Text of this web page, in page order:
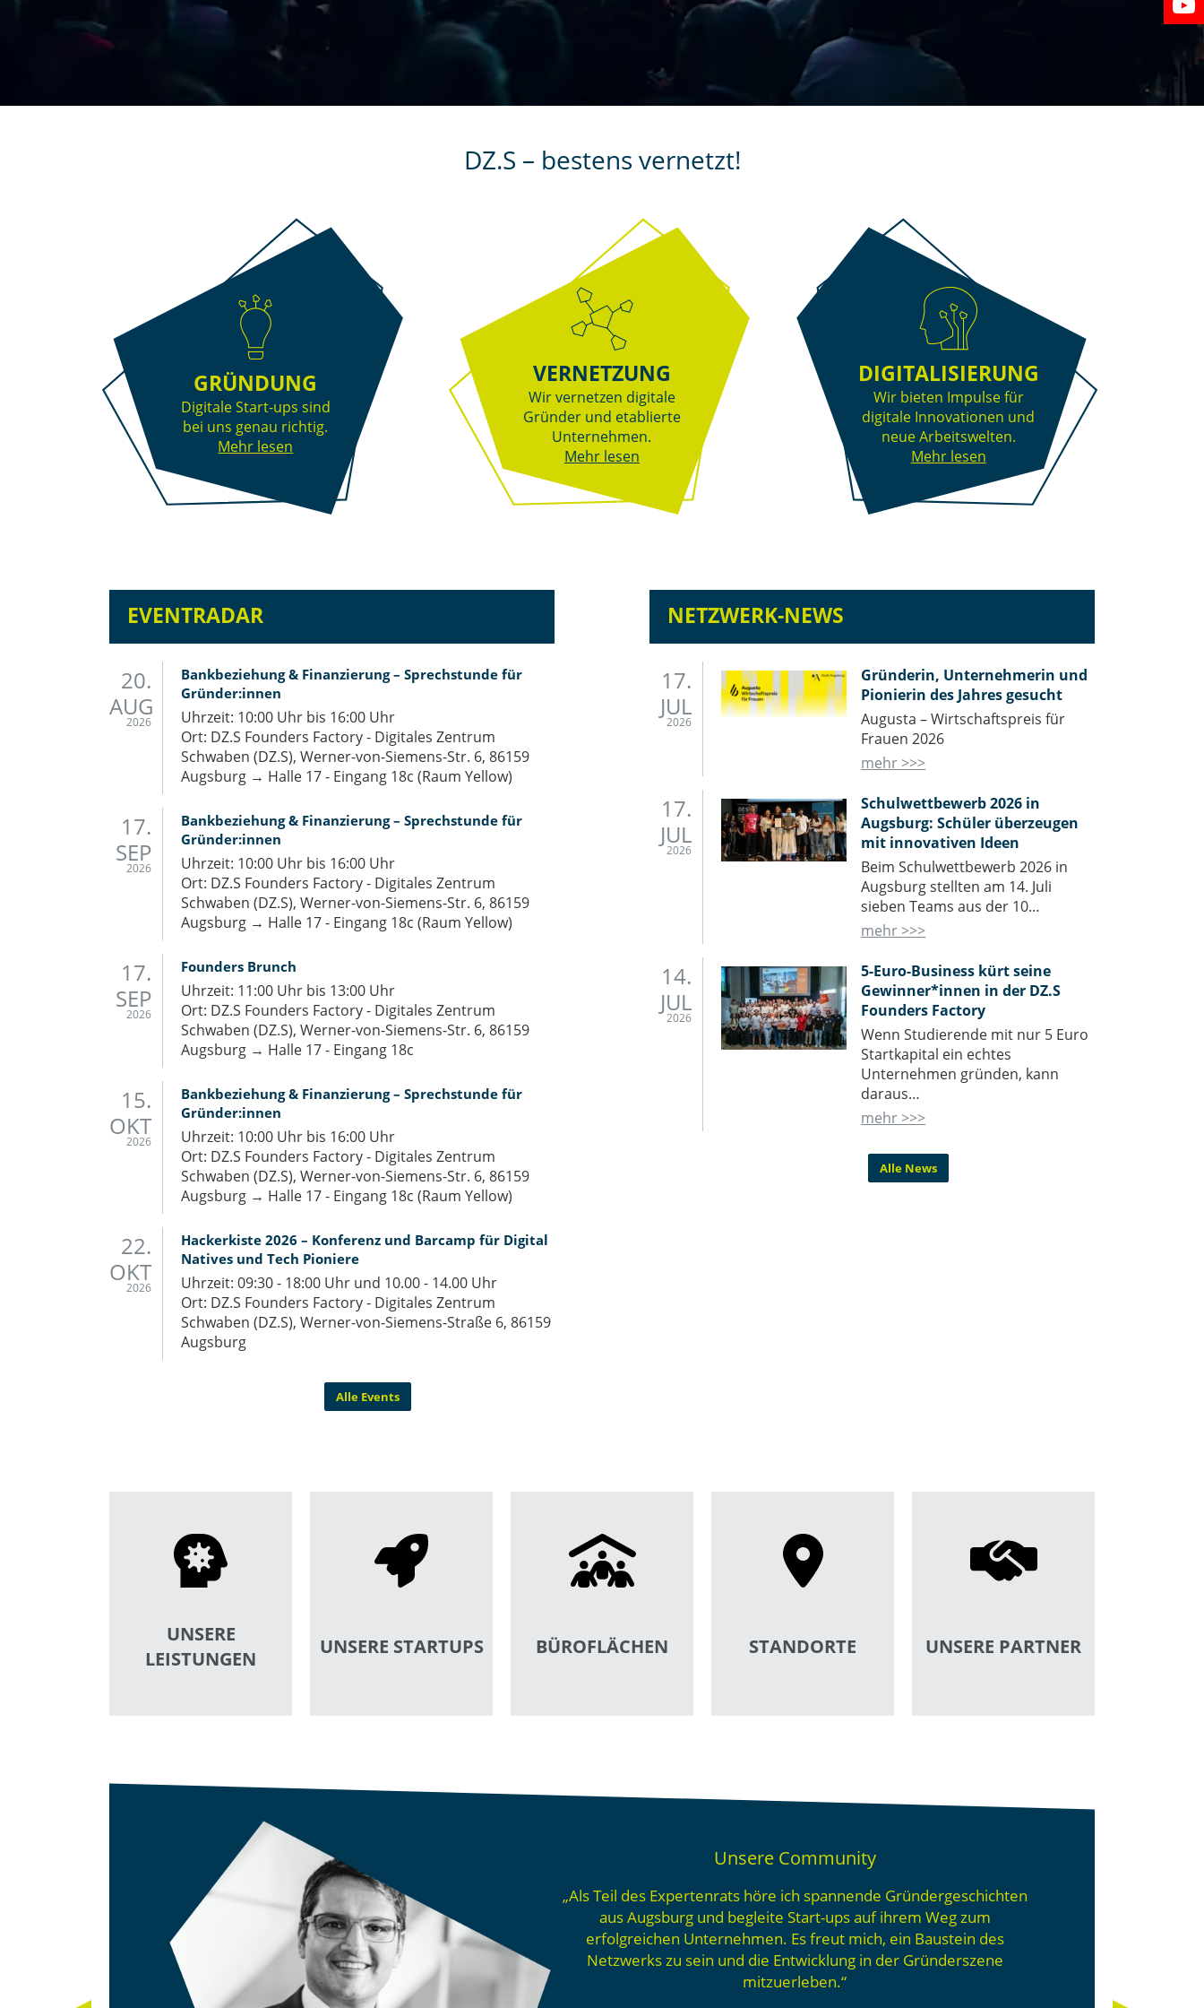
DZ.S – bestens vernetzt!
GRÜNDUNG
Digitale Start-ups sind
bei uns genau richtig.
Mehr lesen
VERNETZUNG
Wir vernetzen digitale
Gründer und etablierte
Unternehmen.
Mehr lesen
DIGITALISIERUNG
Wir bieten Impulse für
digitale Innovationen und
neue Arbeitswelten.
Mehr lesen
EVENTRADAR
20.
AUG
2026
Bank­be­zie­hung & Fi­nan­zie­rung – Sprech­stun­de für
Grün­der:innen
Uhrzeit: 10:00 Uhr bis 16:00 Uhr
Ort: DZ.S Founders Factory - Digitales Zentrum
Schwaben (DZ.S), Werner-von-Siemens-Str. 6, 86159
Augsburg → Halle 17 - Eingang 18c (Raum Yellow)
17.
SEP
2026
Bank­be­zie­hung & Fi­nan­zie­rung – Sprech­stun­de für
Grün­der:innen
Uhrzeit: 10:00 Uhr bis 16:00 Uhr
Ort: DZ.S Founders Factory - Digitales Zentrum
Schwaben (DZ.S), Werner-von-Siemens-Str. 6, 86159
Augsburg → Halle 17 - Eingang 18c (Raum Yellow)
17.
SEP
2026
Foun­ders Brunch
Uhrzeit: 11:00 Uhr bis 13:00 Uhr
Ort: DZ.S Founders Factory - Digitales Zentrum
Schwaben (DZ.S), Werner-von-Siemens-Str. 6, 86159
Augsburg → Halle 17 - Eingang 18c
15.
OKT
2026
Bank­be­zie­hung & Fi­nan­zie­rung – Sprech­stun­de für
Grün­der:innen
Uhrzeit: 10:00 Uhr bis 16:00 Uhr
Ort: DZ.S Founders Factory - Digitales Zentrum
Schwaben (DZ.S), Werner-von-Siemens-Str. 6, 86159
Augsburg → Halle 17 - Eingang 18c (Raum Yellow)
22.
OKT
2026
Ha­cker­kis­te 2026 – Kon­fe­renz und Bar­camp für Di­gi­tal
Na­ti­ves und Tech Pio­nie­re
Uhrzeit: 09:30 - 18:00 Uhr und 10.00 - 14.00 Uhr
Ort: DZ.S Founders Factory - Digitales Zentrum
Schwaben (DZ.S), Werner-von-Siemens-Straße 6, 86159
Augsburg
Alle Events
NETZWERK-NEWS
17.
JUL
2026
Gründerin, Unternehmerin und
Pionierin des Jahres gesucht
Augusta – Wirtschaftspreis für
Frauen 2026
mehr >>>
17.
JUL
2026
Schulwettbewerb 2026 in
Augsburg: Schüler überzeugen
mit innovativen Ideen
Beim Schulwettbewerb 2026 in
Augsburg stellten am 14. Juli
sieben Teams aus der 10…
mehr >>>
14.
JUL
2026
5-Euro-Business kürt seine
Gewinner*innen in der DZ.S
Founders Factory
Wenn Studierende mit nur 5 Euro
Startkapital ein echtes
Unternehmen gründen, kann
daraus…
mehr >>>
Alle News
UNSERE
LEISTUNGEN
UNSERE STARTUPS BÜROFLÄCHEN STANDORTE UNSERE PARTNER
Unsere Community
„Als Teil des Expertenrats höre ich spannende Grün­der­ge­schich­ten
aus Augsburg und begleite Start-ups auf ihrem Weg zum
erfolgreichen Unternehmen. Es freut mich, ein Baustein des
Netzwerks zu sein und die Entwicklung in der Gründerszene
mitzuerleben.“